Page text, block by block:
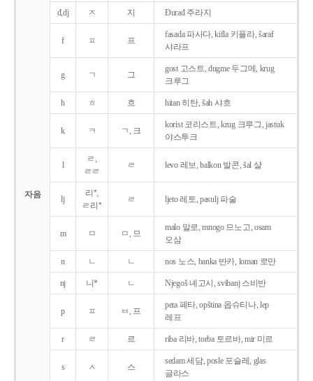
자음
đ,dj ㅈ 지 Ðurađ 주라지
f ㅍ 프
fasada 파사다, kifla 키플라, šaraf
샤라프
g ㄱ 그
gost 고스트, dugme 두그메, krug
크루그
h ㅎ 흐 hitan 히탄, šah 샤흐
k ㅋ ㄱ, 크
korist 코리스트, krug 크루그, jastuk
야스투크
l
ㄹ,
ㄹㄹ
ㄹ levo 레보, balkon 발콘, šal 샬
lj
리*,
ㄹ리*
ㄹ ljeto 레토, pasulj 파술
m ㅁ ㅁ, 므
malo 말로, mnogo 므노고, osam
오삼
n ㄴ ㄴ nos 노스, banka 반카, loman 로만
nj 니* ㄴ Njegoš 녜고시, svibanj 스비반
p ㅍ ㅂ, 프
peta 페타, opština 옵슈티나, lep
레프
r ㄹ 르 riba 리바, torba 토르바, mir 미르
s ㅅ 스
sedam 세담, posle 포슬레, glas
글라스